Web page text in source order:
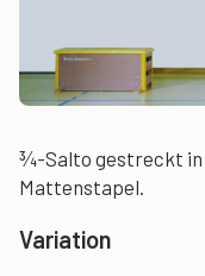
¾-Salto gestreckt in
Mattenstapel.
Variation